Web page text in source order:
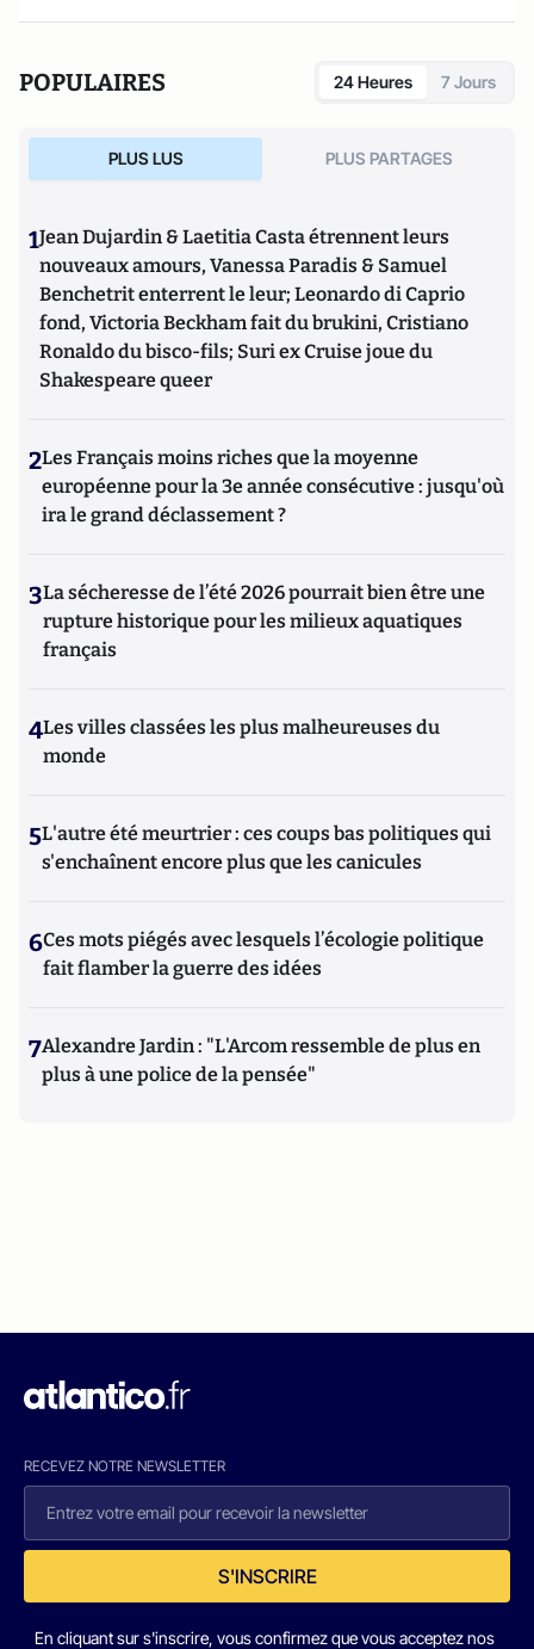
POPULAIRES 24 Heures 7 Jours
PLUS LUS PLUS PARTAGES
1Jean Dujardin & Laetitia Casta étrennent leurs
nouveaux amours, Vanessa Paradis & Samuel
Benchetrit enterrent le leur; Leonardo di Caprio
fond, Victoria Beckham fait du brukini, Cristiano
Ronaldo du bisco-fils; Suri ex Cruise joue du
Shakespeare queer
2Les Français moins riches que la moyenne
européenne pour la 3e année consécutive : jusqu'où
ira le grand déclassement ?
3La sécheresse de l’été 2026 pourrait bien être une
rupture historique pour les milieux aquatiques
français
4Les villes classées les plus malheureuses du
monde
5L'autre été meurtrier : ces coups bas politiques qui
s'enchaînent encore plus que les canicules
6Ces mots piégés avec lesquels l’écologie politique
fait flamber la guerre des idées
7Alexandre Jardin : "L'Arcom ressemble de plus en
plus à une police de la pensée"
RECEVEZ NOTRE NEWSLETTER
S'INSCRIRE
En cliquant sur s'inscrire, vous confirmez que vous acceptez nos